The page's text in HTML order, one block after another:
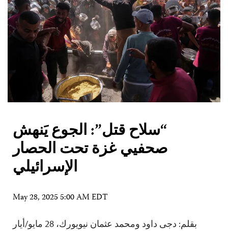
“سلاح قتل”: الجوع يَنهش
صحفيي غزة تحت الحصار
الإسرائيلي
May 28, 2025 5:00 AM EDT
بقلم: دجى داود ومحمد عثمان نيويورك، 28 مايو/أيار